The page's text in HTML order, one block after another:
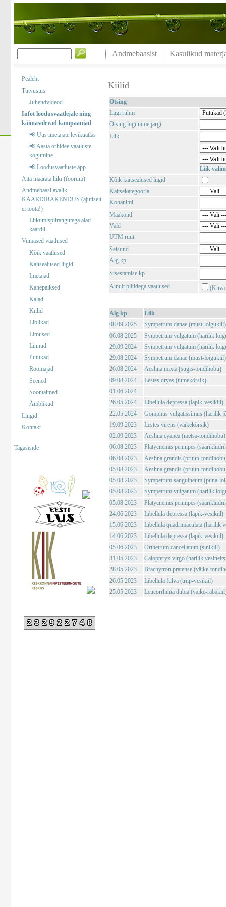
Andmebaasist Kasulikud
Pealeht
Tutvustus
Juhendvideod
Infot loodusvaatlejale ning
käimasolevad kampaaniad
📢 Uus imetajate levikuatlas
📢 Aasta orhidee vaatluste
kogumine
📢 Loodusvaatluste äpp
Aita määrata liiki (foorum)
Andmebaasi avalik
KAARDIRAKENDUS (ajutiselt
ei tööta!)
Liikumispiirangutega alad
kaardil
Viimased vaatlused
Kõik vaatlused
Kaitsealused liigid
Imetajad
Kahepaiksed
Kalad
Kiilid
Liblikad
Limused
Linnud
Putukad
Roomajad
Seened
Soontaimed
Ämblikud
Lingid
Kontakt
Tagasiside
232922748
Kiilid
Otsing
Liigi rühm
Otsing liigi nime järgi
Liik
Liik
Kõik kaitsealused liigid
Kaitsekategooria
Kohanimi
Maakond
Vald
UTM ruut
Seisund
Alg kp
Sisestamise kp
Ainult piltidega vaatlused
(Kuva
Alg kp
Liik
08.09 2025
Sympetrum danae (must-loigukiil)
06.08 2025
Sympetrum vulgatum (harilik
29.09 2024
Sympetrum vulgatum (harilik
29.08 2024
Sympetrum danae (must-loigukiil)
26.08 2024
Aeshna mixta (sügis-tondihobu)
09.08 2024
Lestes dryas (tumekõrsik)
01.06 2024
26.05 2024
Libellula depressa (lapik-vesikiil)
22.05 2024
Gomphus vulgatissimus (harilik
19.09 2023
Lestes virens (väikekõrsik)
02.09 2023
Aeshna cyanea (metsa-tondihobu)
06.08 2023
Platycnemis pennipes
06.08 2023
Aeshna grandis (pruun-
05.08 2023
Aeshna grandis (pruun-
05.08 2023
Sympetrum sanguineum (puna-
05.08 2023
Sympetrum vulgatum (harilik
05.08 2023
Platycnemis pennipes
24.06 2023
Libellula depressa (lapik-vesikiil)
15.06 2023
Libellula quadrimaculata (harilik
14.06 2023
Libellula depressa (lapik-vesikiil)
05.06 2023
Orthetrum cancellatum (sinikiil)
31.05 2023
Calopteryx virgo (harilik
28.05 2023
Brachytron pratense (väike-
26.05 2023
Libellula fulva (triip-vesikiil)
25.05 2023
Leucorrhinia dubia (väike-